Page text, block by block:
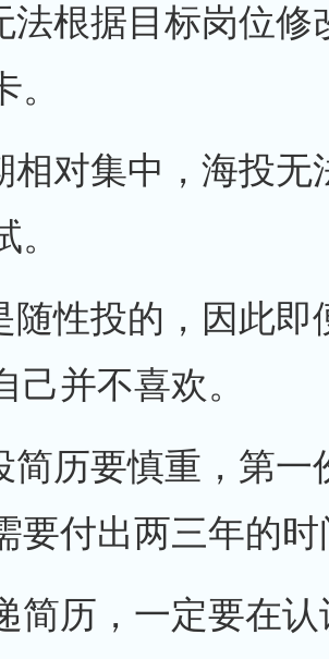
法根据目标岗位
相对集中，海投
随性投的，因此
己并不喜欢。
简历要慎重，第
要付出两三年的
简历，一定要在